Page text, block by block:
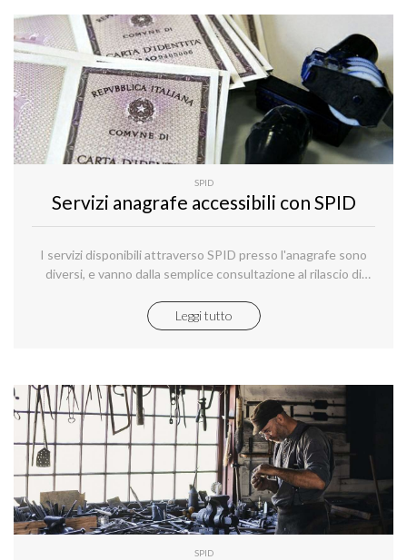
SPID
Servizi anagrafe accessibili con SPID
I servizi disponibili attraverso SPID presso l'anagrafe sono
diversi, e vanno dalla semplice consultazione al rilascio di
Leggi tutto
SPID